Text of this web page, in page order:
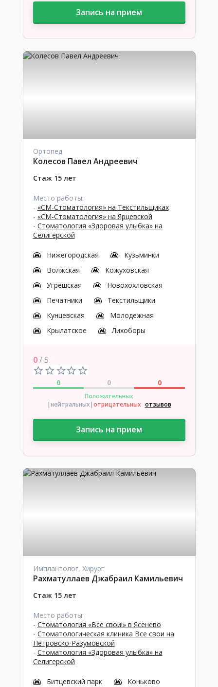
Запись на прием
Ортопед
Колесов Павел Андреевич
Стаж 15 лет
Место работы:
- «СМ-Стоматология» на Текстильщиках
- «СМ-Стоматология» на Ярцевской
- Стоматология «Здоровая улыбка» на
Селигерской
Нижегородская
Кузьминки
Волжская
Кожуховская
Угрешская
Новохохловская
Печатники
Текстильщики
Кунцевская
Молодежная
Крылатское
Лихоборы
0/ 5
0 0 0
Положительных
|нейтральных|отрицательных отзывов
Запись на прием
Имплантолог, Хирург
Рахматуллаев Джабраил Камильевич
Стаж 15 лет
Место работы:
- Стоматология «Все свои!» в Ясенево
- Стоматологическая клиника Все свои на
Петровско-Разумовской
- Стоматология «Здоровая улыбка» на
Селигерской
Битцевский парк Коньково